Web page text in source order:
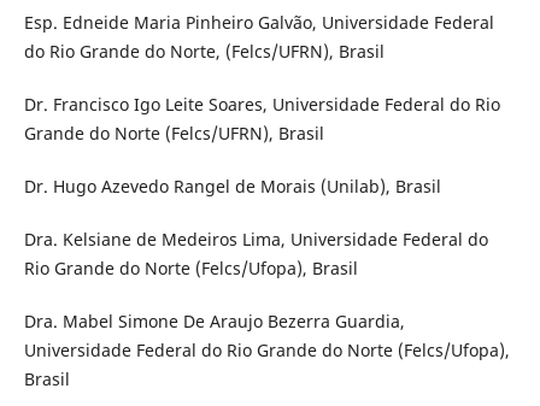
Esp. Edneide Maria Pinheiro Galvão, Universidade Federal
do Rio Grande do Norte, (Felcs/UFRN), Brasil
Dr. Francisco Igo Leite Soares, Universidade Federal do Rio
Grande do Norte (Felcs/UFRN), Brasil
Dr. Hugo Azevedo Rangel de Morais (Unilab), Brasil
Dra. Kelsiane de Medeiros Lima, Universidade Federal do
Rio Grande do Norte (Felcs/Ufopa), Brasil
Dra. Mabel Simone De Araujo Bezerra Guardia,
Universidade Federal do Rio Grande do Norte (Felcs/Ufopa),
Brasil